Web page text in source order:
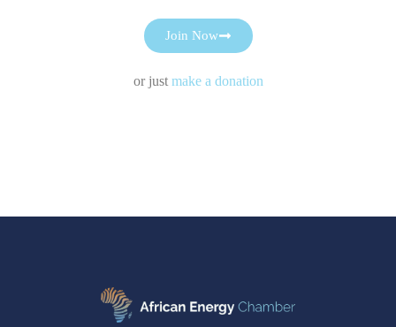
Join Now
or just make a donation